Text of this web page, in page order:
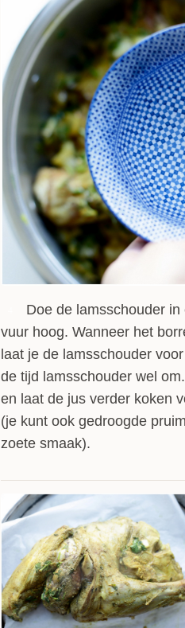
Doe de lamsschouder
vuur hoog. Wanneer het
laat je de lamsschouder
de tijd lamsschouder wel
en laat de jus verder koken
(je kunt ook gedroogde
zoete smaak).